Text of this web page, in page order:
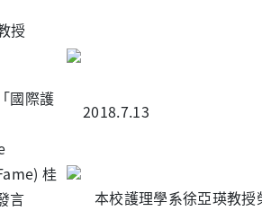
授
國際護
桂
言
2018.7.13
本校護理學系徐亞瑛教